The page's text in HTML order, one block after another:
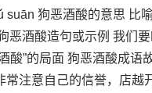
suān 狗恶酒酸的意思 比
恶酒酸造句或示例 我们
酸”的局面 狗恶酒酸成语
常注意自己的信誉，店越